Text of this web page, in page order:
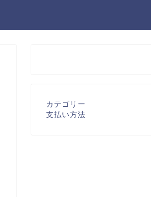
カテゴリー
支払い方法